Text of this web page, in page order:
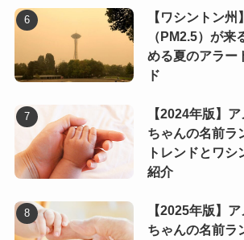
【ワシントン
（PM2.5）が来
める夏のアラー
ド
【2024年版】
ちゃんの名前ラ
トレンドとワシ
紹介
【2025年版】
ちゃんの名前ラ